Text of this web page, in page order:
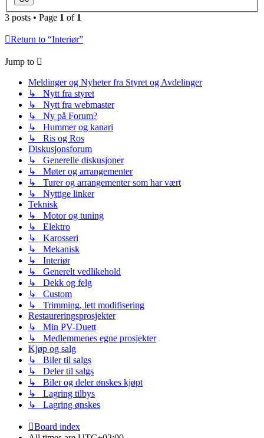
3 posts • Page 1 of 1
Return to “Interiør”
Jump to
Meldinger og Nyheter fra Styret og Avdelinger
↳ Nytt fra styret
↳ Nytt fra webmaster
↳ Ny på Forum?
↳ Hummer og kanari
↳ Ris og Ros
Diskusjonsforum
↳ Generelle diskusjoner
↳ Møter og arrangementer
↳ Turer og arrangementer som har vært
↳ Nyttige linker
Teknisk
↳ Motor og tuning
↳ Elektro
↳ Karosseri
↳ Mekanisk
↳ Interiør
↳ Generelt vedlikehold
↳ Dekk og felg
↳ Custom
↳ Trimming, lett modifisering
Restaureringsprosjekter
↳ Min PV-Duett
↳ Medlemmenes egne prosjekter
Kjøp og salg
↳ Biler til salgs
↳ Deler til salgs
↳ Biler og deler ønskes kjøpt
↳ Lagring tilbys
↳ Lagring ønskes
Board index